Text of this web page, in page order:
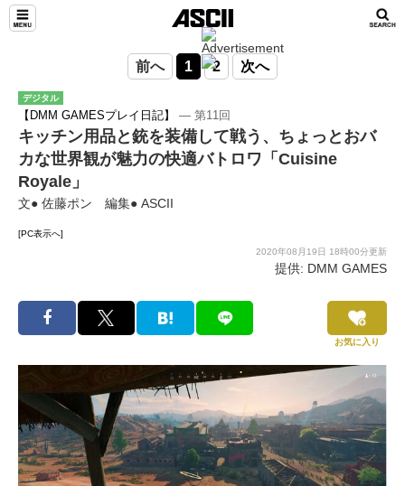
前へ 1 2 次へ
デジタル
【DMM GAMESプレイ日記】 ― 第11回
キッチン用品と銃を装備して戦う、ちょっとおバ
カな世界観が魅力の快適バトロワ「Cuisine
Royale」
文● 佐藤ポン 編集● ASCII
[PC表示へ]
2020年08月19日 18時00分更新
提供: DMM GAMES
お気に入り